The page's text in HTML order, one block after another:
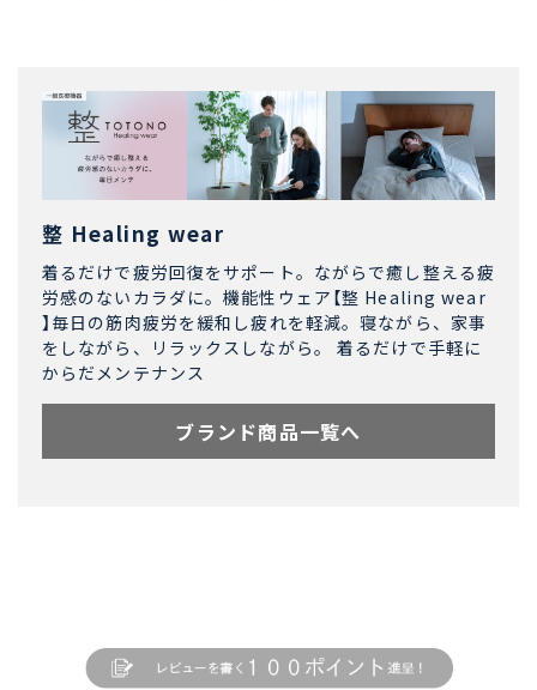
整 Healing wear
着るだけで疲労回復をサポート。ながらで癒し整える疲
労感のないカラダに。機能性ウェア【整 Healing wear
】毎日の筋肉疲労を緩和し疲れを軽減。寝ながら、家事
をしながら、リラックスしながら。 着るだけで手軽に
からだメンテナンス
ブランド商品一覧へ